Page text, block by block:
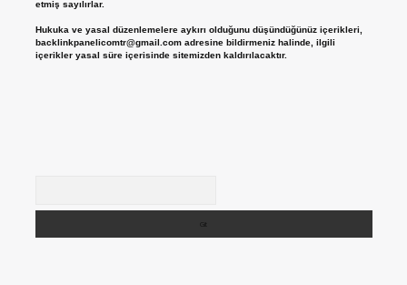
etmiş sayılırlar.
Hukuka ve yasal düzenlemelere aykırı olduğunu düşündüğünüz içerikleri,
backlinkpanelicomtr@gmail.comadresine bildirmeniz halinde, ilgili
içerikler yasal süre içerisinde sitemizden kaldırılacaktır.